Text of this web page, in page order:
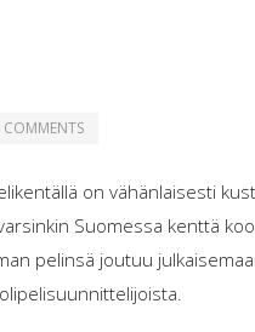
COMMENTS
on vähänlaisesti
Suomessa kenttä
pelinsä joutuu